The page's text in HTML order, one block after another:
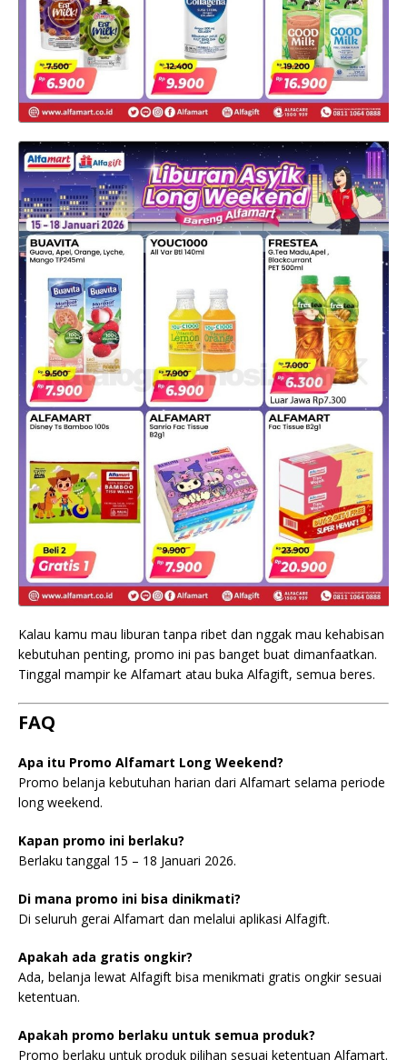
Kalau kamu mau liburan tanpa ribet dan nggak mau kehabisan
kebutuhan penting, promo ini pas banget buat dimanfaatkan.
Tinggal mampir ke Alfamart atau buka Alfagift, semua beres.
FAQ
Apa itu Promo Alfamart Long Weekend?
Promo belanja kebutuhan harian dari Alfamart selama periode
long weekend.
Kapan promo ini berlaku?
Berlaku tanggal 15 – 18 Januari 2026.
Di mana promo ini bisa dinikmati?
Di seluruh gerai Alfamart dan melalui aplikasi Alfagift.
Apakah ada gratis ongkir?
Ada, belanja lewat Alfagift bisa menikmati gratis ongkir sesuai
ketentuan.
Apakah promo berlaku untuk semua produk?
Promo berlaku untuk produk pilihan sesuai ketentuan Alfamart.